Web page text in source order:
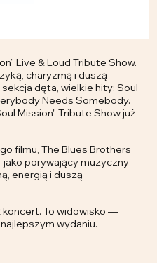
Live & Loud Tribute Show.
charyzmą i duszą
dęta, wielkie hity: Soul
Needs Somebody.
Mission" Tribute Show już
filmu, The Blues Brothers
porywający muzyczny
energią i duszą
koncert. To widowisko —
wydaniu.